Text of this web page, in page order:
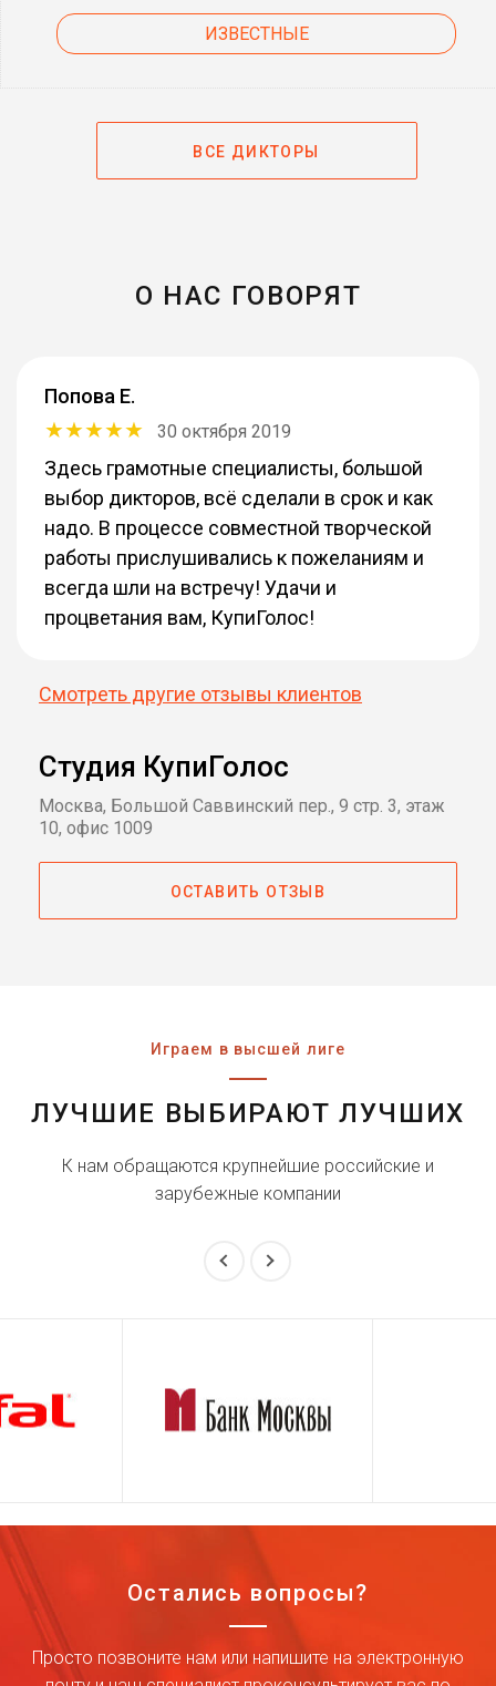
ИЗВЕСТНЫЕ
ВСЕ ДИКТОРЫ
О НАС ГОВОРЯТ
Попова Е.
30 октября 2019
Здесь грамотные специалисты, большой
выбор дикторов, всё сделали в срок и как
надо. В процессе совместной творческой
работы прислушивались к пожеланиям и
всегда шли на встречу! Удачи и
процветания вам, КупиГолос!
Смотреть другие отзывы клиентов
Студия КупиГолос
Москва, Большой Саввинский пер., 9 стр. 3, этаж
10, офис 1009
ОСТАВИТЬ ОТЗЫВ
Играем в высшей лиге
ЛУЧШИЕ ВЫБИРАЮТ ЛУЧШИХ
К нам обращаются крупнейшие российские и
зарубежные компании
Остались вопросы?
Просто позвоните нам или напишите на электронную